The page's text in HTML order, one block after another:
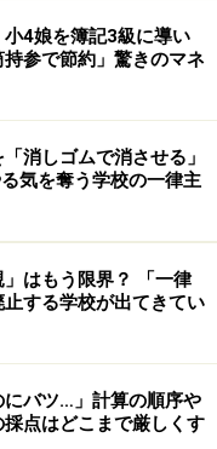
の文化の中で定着
分かりやすい愛情表
いるアメリカらし
て、ママ達の中に浸
でも使いやすいの
り方をそのまま当て
ありません。日本
も大切なことです。
いるのは、受容と共
してまで寄り添お
ママの気持ちが爆
せん。こんな場面で
小4娘を簿記3級に導い
参で節約」驚きのマネ
消しゴムで消させる」
気を奪う学校の一律主
」はもう限界？ 「一律
する学校が出てきてい
にバツ…」計算の順序や
点はどこまで厳しくす